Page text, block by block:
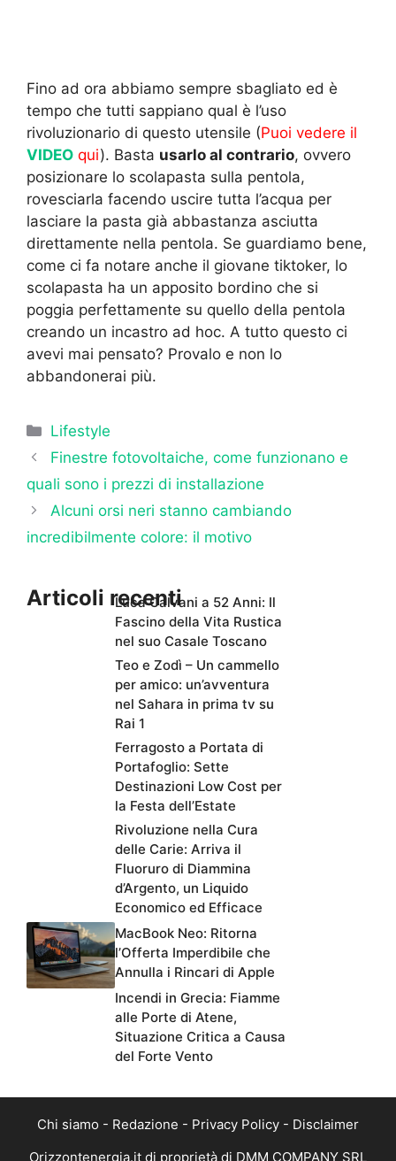
Fino ad ora abbiamo sempre sbagliato ed è
tempo che tutti sappiano qual è l’uso
rivoluzionario di questo utensile (Puoi vedere il
VIDEO qui). Basta usarlo al contrario, ovvero
posizionare lo scolapasta sulla pentola,
rovesciarla facendo uscire tutta l’acqua per
lasciare la pasta già abbastanza asciutta
direttamente nella pentola. Se guardiamo bene,
come ci fa notare anche il giovane tiktoker, lo
scolapasta ha un apposito bordino che si
poggia perfettamente su quello della pentola
creando un incastro ad hoc. A tutto questo ci
avevi mai pensato? Provalo e non lo
abbandonerai più.
Categorie
Lifestyle
Finestre fotovoltaiche, come funzionano e
quali sono i prezzi di installazione
Alcuni orsi neri stanno cambiando
incredibilmente colore: il motivo
Articoli recentiLuca Calvani a 52 Anni: Il
Fascino della Vita Rustica
nel suo Casale Toscano
Teo e Zodì – Un cammello
per amico: un’avventura
nel Sahara in prima tv su
Rai 1
Ferragosto a Portata di
Portafoglio: Sette
Destinazioni Low Cost per
la Festa dell’Estate
Rivoluzione nella Cura
delle Carie: Arriva il
Fluoruro di Diammina
d’Argento, un Liquido
Economico ed Efficace
MacBook Neo: Ritorna
l’Offerta Imperdibile che
Annulla i Rincari di Apple
Incendi in Grecia: Fiamme
alle Porte di Atene,
Situazione Critica a Causa
del Forte Vento
Chi siamo - Redazione - Privacy Policy - Disclaimer
Orizzontenergia.it di proprietà di DMM COMPANY SRL